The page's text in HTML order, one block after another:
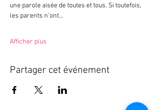
une parole aisée de toutes et tous. Si toutefois,
les parents n’ont…
Afficher plus
Partager cet événement